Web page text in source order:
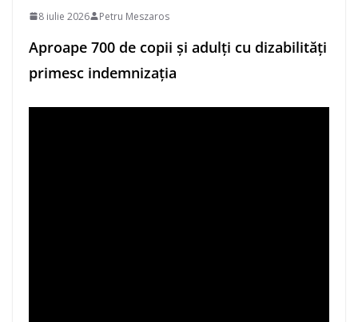
8 iulie 2026 Petru Meszaros
Aproape 700 de copii și adulți cu dizabilități
primesc indemnizația